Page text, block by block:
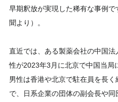
早期釈放が実現した稀有な事例
聞より）。
直近では、ある製薬会社の中国
性が2023年3月に北京で中国当局
男性は香港や北京で駐在員を長
で、日系企業の団体の副会長や